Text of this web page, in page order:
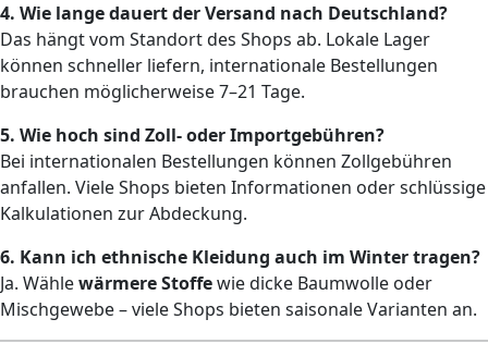
4. Wie lange dauert der Versand nach Deutschland?
Das hängt vom Standort des Shops ab. Lokale Lager
können schneller liefern, internationale Bestellungen
brauchen möglicherweise 7–21 Tage.
5. Wie hoch sind Zoll- oder Importgebühren?
Bei internationalen Bestellungen können Zollgebühren
anfallen. Viele Shops bieten Informationen oder schlüssige
Kalkulationen zur Abdeckung.
6. Kann ich ethnische Kleidung auch im Winter tragen?
Ja. Wählewärmere Stoffewie dicke Baumwolle oder
Mischgewebe – viele Shops bieten saisonale Varianten an.